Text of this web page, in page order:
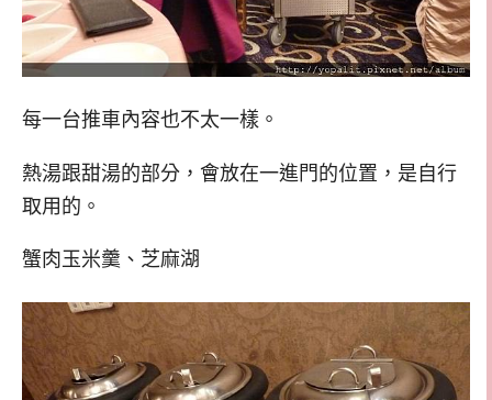
每一台推車內容也不太一樣。
熱湯跟甜湯的部分，會放在一進門的位置，是自行
取用的。
蟹肉玉米羹、芝麻湖